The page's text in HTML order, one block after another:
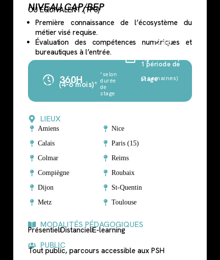
NIVEAU CAP/BEP
OU ÉQUIVALENT (TP3)
Première connaissance de l’écosystème du
métier visé requise.
Évaluation des compétences numériques et
bureautiques à l’entrée.
360H
(4-6 mois)*
*selon
durée
de
stage
4j
1 période de
stage
(3 semaines)
(2 en
centre)
LIEUX
Amiens
Calais
Colmar
Compiègne
Dijon
Metz
Nice
Paris (15)
Reims
Roubaix
St-Quentin
Toulouse
MODALITÉS PÉDAGOGIQUES
PrésentielDistancielE-learning
PUBLIC
Tout public, parcours accessible aux PSH